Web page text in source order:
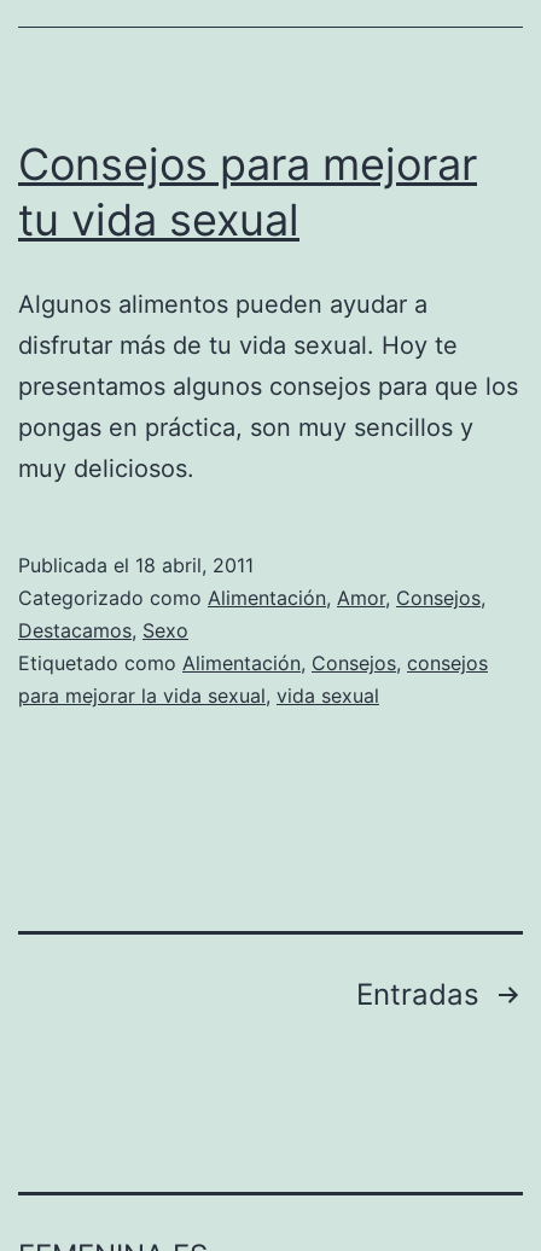
Consejos para mejorar
tu vida sexual
Algunos alimentos pueden ayudar a
disfrutar más de tu vida sexual. Hoy te
presentamos algunos consejos para que los
pongas en práctica, son muy sencillos y
muy deliciosos.
Publicada el 18 abril, 2011
Categorizado como Alimentación, Amor, Consejos,
Destacamos, Sexo
Etiquetado como Alimentación, Consejos, consejos
para mejorar la vida sexual, vida sexual
Entradas